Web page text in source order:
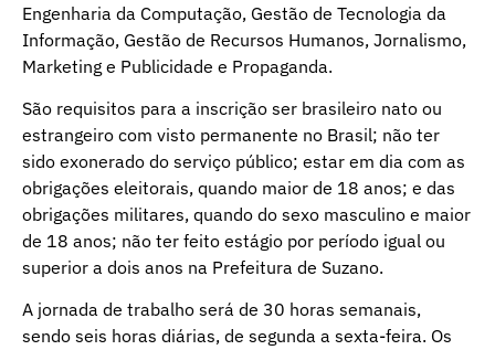
Engenharia da Computação, Gestão de Tecnologia da
Informação, Gestão de Recursos Humanos, Jornalismo,
Marketing e Publicidade e Propaganda.
São requisitos para a inscrição ser brasileiro nato ou
estrangeiro com visto permanente no Brasil; não ter
sido exonerado do serviço público; estar em dia com as
obrigações eleitorais, quando maior de 18 anos; e das
obrigações militares, quando do sexo masculino e maior
de 18 anos; não ter feito estágio por período igual ou
superior a dois anos na Prefeitura de Suzano.
A jornada de trabalho será de 30 horas semanais,
sendo seis horas diárias, de segunda a sexta-feira. Os